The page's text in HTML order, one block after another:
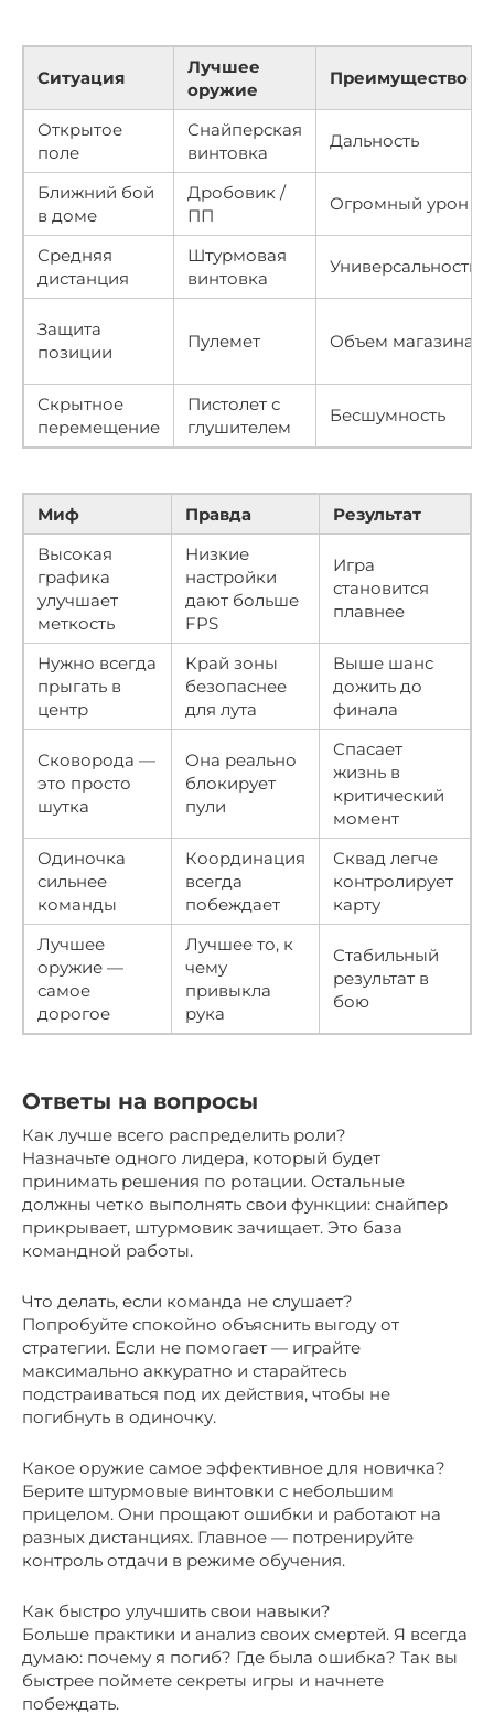
Ситуация
Лучшее
оружие
Преимущество
Открытое
поле
Снайперская
винтовка
Дальность
Ближний бой
в доме
Дробовик /
ПП
Огромный урон
Средняя
дистанция
Штурмовая
винтовка
Универсальность
Защита
позиции
Пулемет Объем магазина
Скрытное
перемещение
Пистолет с
глушителем
Бесшумность
Миф Правда
Результат
Высокая
графика
улучшает
меткость
Низкие
настройки
дают больше
FPS
Игра
становится
плавнее
Нужно всегда
прыгать в
центр
Край зоны
безопаснее
для лута
Выше шанс
дожить до
финала
Сковорода —
это просто
шутка
Она реально
блокирует
пули
Спасает
жизнь в
критический
момент
Одиночка
сильнее
команды
Координация
всегда
побеждает
Сквад легче
контролирует
карту
Лучшее
оружие —
самое
дорогое
Лучшее то, к
чему
привыкла
рука
Стабильный
результат в
бою
Ответы на вопросы
Как лучше всего распределить роли?
Назначьте одного лидера, который будет
принимать решения по ротации. Остальные
должны четко выполнять свои функции: снайпер
прикрывает, штурмовик зачищает. Это база
командной работы.
Что делать, если команда не слушает?
Попробуйте спокойно объяснить выгоду от
стратегии. Если не помогает — играйте
максимально аккуратно и старайтесь
подстраиваться под их действия, чтобы не
погибнуть в одиночку.
Какое оружие самое эффективное для новичка?
Берите штурмовые винтовки с небольшим
прицелом. Они прощают ошибки и работают на
разных дистанциях. Главное — потренируйте
контроль отдачи в режиме обучения.
Как быстро улучшить свои навыки?
Больше практики и анализ своих смертей. Я всегда
думаю: почему я погиб? Где была ошибка? Так вы
быстрее поймете секреты игры и начнете
побеждать.